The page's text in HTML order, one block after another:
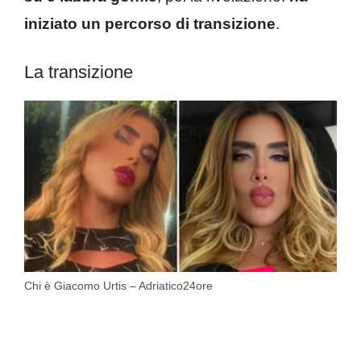
iniziato un percorso di transizione.
La transizione
Chi è Giacomo Urtis – Adriatico24ore